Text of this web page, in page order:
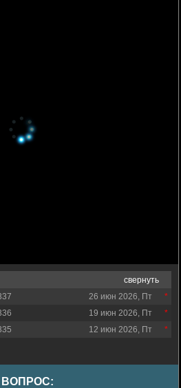
свернуть
26 июн 2026, Пт
19 июн 2026, Пт
12 июн 2026, Пт
ВОПРОС: